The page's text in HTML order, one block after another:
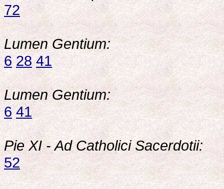
72
Lumen Gentium:
6 28 41
Lumen Gentium:
6 41
Pie XI - Ad Catholici Sacerdotii:
52